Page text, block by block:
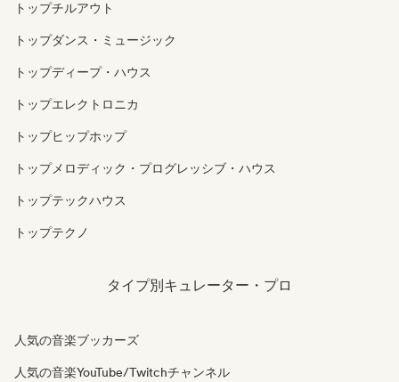
トップチルアウト
トップダンス・ミュージック
トップディープ・ハウス
トップエレクトロニカ
トップヒップホップ
トップメロディック・プログレッシブ・ハウス
トップテックハウス
トップテクノ
タイプ別キュレーター・プロ
人気の音楽ブッカーズ
人気の音楽YouTube/Twitchチャンネル